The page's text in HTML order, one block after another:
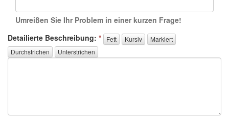
Umreißen Sie Ihr Problem in einer kurzen Frage!
Detailierte Beschreibung: *